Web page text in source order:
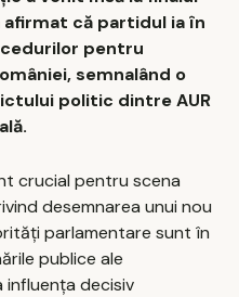
că partidul ia în
pentru
semnalând o
politic dintre AUR
crucial pentru scena
desemnarea unui nou
parlamentare sunt în
publice ale
decisiv